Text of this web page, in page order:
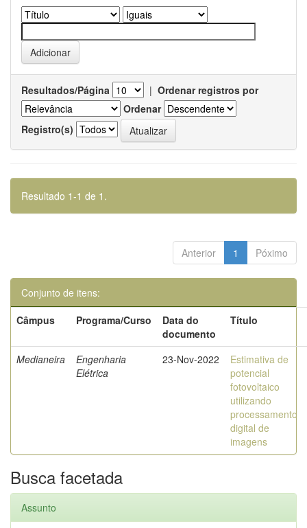
Resultados/Página | Ordenar registros por
Ordenar
Registro(s)
Resultado 1-1 de 1.
Anterior 1 Póximo
Conjunto de itens:
Câmpus
Programa/Curso
Data do
documento
Título
Medianeira
Engenharia
Elétrica
23-Nov-2022
Estimativa de
potencial
fotovoltaico
utilizando
processamento
digital de
imagens
Busca facetada
Assunto